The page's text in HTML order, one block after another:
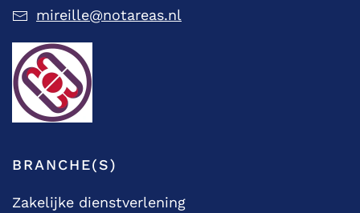
mireille@notareas.nl
BRANCHE(S)
Zakelijke dienstverlening